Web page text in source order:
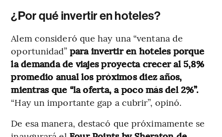
¿Por qué invertir en hoteles?
Alem consideró que hay una “ventana de
oportunidad” para invertir en hoteles porque
la demanda de viajes proyecta crecer al 5,8%
promedio anual los próximos diez años,
mientras que “la oferta, a poco más del 2%”.
“Hay un importante gap a cubrir”, opinó.
De esa manera, destacó que próximamente se